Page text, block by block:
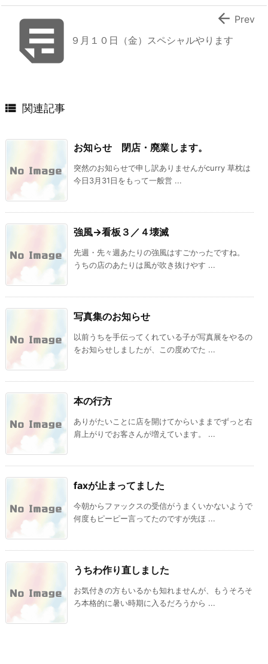
 ９月１０日（金）スペシャルやります
 Prev
 関連記事
お知らせ 閉店・廃業します。
突然のお知らせで申し訳ありませんがcurry 草枕は
今日3月31日をもって一般営 ...
強風→看板３／４壊滅
先週・先々週あたりの強風はすごかったですね。
うちの店のあたりは風が吹き抜けやす ...
写真集のお知らせ
以前うちを手伝ってくれている子が写真展をやるの
をお知らせしましたが、この度めでた ...
本の行方
ありがたいことに店を開けてからいままでずっと右
肩上がりでお客さんが増えています。 ...
faxが止まってました
今朝からファックスの受信がうまくいかないようで
何度もピーピー言ってたのですが先ほ ...
うちわ作り直しました
お気付きの方もいるかも知れませんが、もうそろそ
ろ本格的に暑い時期に入るだろうから ...